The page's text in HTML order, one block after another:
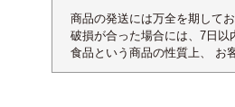
商品の発送には万全を期して
破損が合った場合には、7日以
食品という商品の性質上、 お